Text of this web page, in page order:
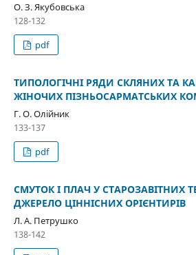
О. З. Якубовська
128-132
pdf
ТИПОЛОГІЧНІ РЯДИ СКЛЯНИХ ТА
ЖІНОЧИХ ПІЗНЬОСАРМАТСЬКИХ
Г. О. Олійник
133-137
pdf
СМУТОК І ПЛАЧ У СТАРОЗАВІТНИХ
ДЖЕРЕЛО ЦІННІСНИХ ОРІЄНТИРІВ
Л. А. Петрушко
138-142